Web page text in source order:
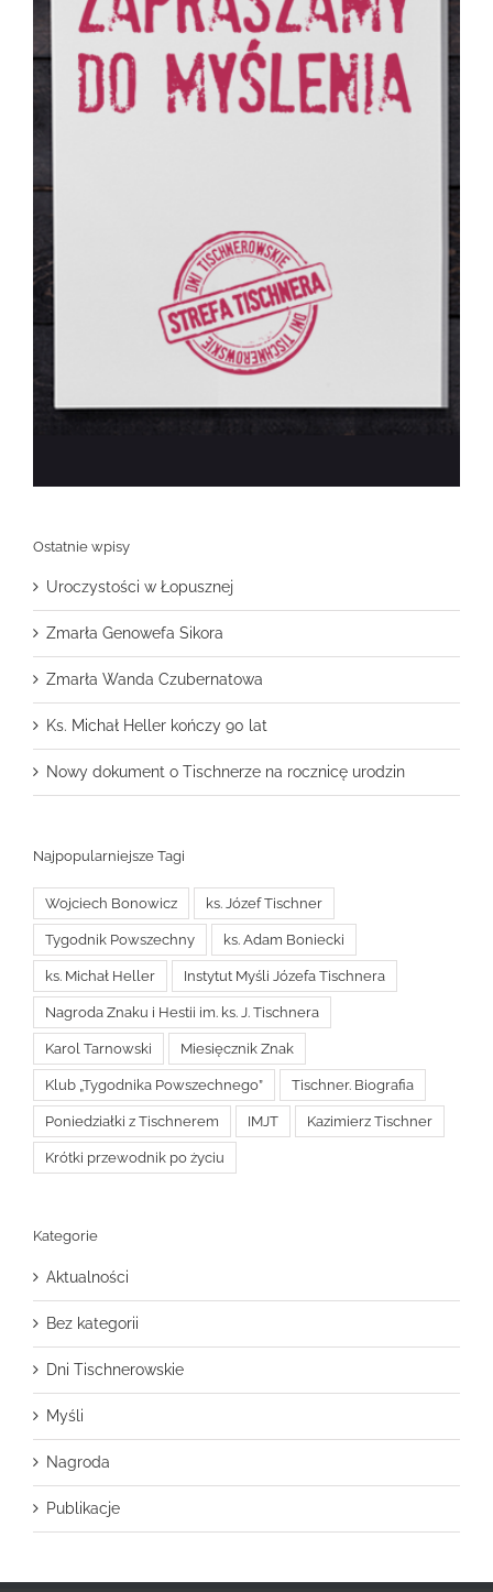
Ostatnie wpisy
Uroczystości w Łopusznej
Zmarła Genowefa Sikora
Zmarła Wanda Czubernatowa
Ks. Michał Heller kończy 90 lat
Nowy dokument o Tischnerze na rocznicę urodzin
Najpopularniejsze Tagi
Wojciech Bonowicz ks. Józef Tischner
Tygodnik Powszechny ks. Adam Boniecki
ks. Michał Heller Instytut Myśli Józefa Tischnera
Nagroda Znaku i Hestii im. ks. J. Tischnera
Karol Tarnowski Miesięcznik Znak
Klub „Tygodnika Powszechnego” Tischner. Biografia
Poniedziałki z Tischnerem IMJT Kazimierz Tischner
Krótki przewodnik po życiu
Kategorie
Aktualności
Bez kategorii
Dni Tischnerowskie
Myśli
Nagroda
Publikacje